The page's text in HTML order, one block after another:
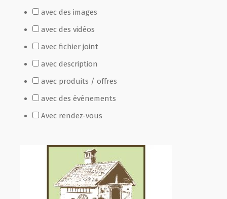
avec des images
avec des vidéos
avec fichier joint
avec description
avec produits / offres
avec des événements
Avec rendez-vous